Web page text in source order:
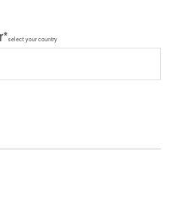
*select your country